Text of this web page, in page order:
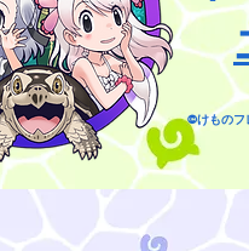
​
©けものフ